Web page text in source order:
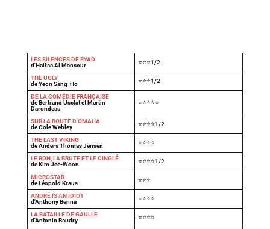
LES SILENCES DE RYAD
d'Haifaa Al Mansour
⭐⭐⭐1/2
THE UGLY
de Yeon Sang-Ho
⭐⭐⭐1/2
DE LA COMÉDIE FRANÇAISE
de Bertrand Usclat et Martin
Darondeau
⭐⭐⭐⭐⭐
SUR LA ROUTE D'OMAHA
de Cole Webley
⭐⭐⭐⭐1/2
THE LAST VIKING
de Anders Thomas Jensen
⭐⭐⭐⭐
LE BON, LA BRUTE ET LE CINGLÉ
de Kim Jee-Woon
⭐⭐⭐⭐1/2
MICROSTAR
de Léopold Kraus
⭐⭐⭐
ANDRÉ IS AN IDIOT
d'Anthony Benna
⭐⭐⭐⭐
LA BATAILLE DE GAULLE
d'Antonin Baudry
⭐⭐⭐⭐